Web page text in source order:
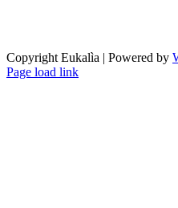
Copyright Eukalìa | Powered by
Facebook
X
Instagram
Pinterest
Page load link